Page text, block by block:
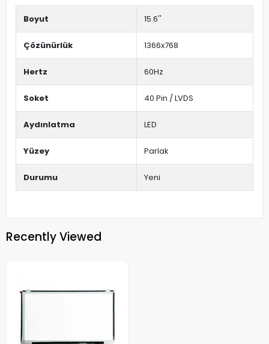
Boyut 15.6''
Çözünürlük 1366x768
Hertz 60Hz
Soket 40 Pin / LVDS
Aydınlatma LED
Yüzey Parlak
Durumu Yeni
Recently Viewed